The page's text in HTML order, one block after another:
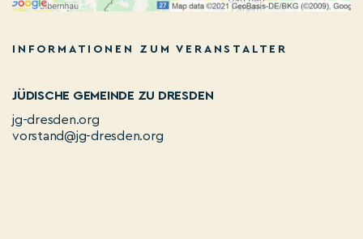
INFORMATIONEN ZUM VERANSTALTER
JÜDISCHE GEMEINDE ZU DRESDEN
jg-dresden.org
vorstand@jg-dresden.org